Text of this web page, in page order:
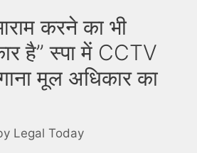
करने का भी
है” स्पा में CCTV
मूल अधिकार का
Legal Today